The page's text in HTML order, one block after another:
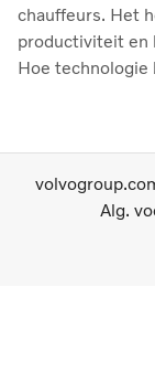
chauffeurs. Het
productiviteit en
Hoe
Alg.